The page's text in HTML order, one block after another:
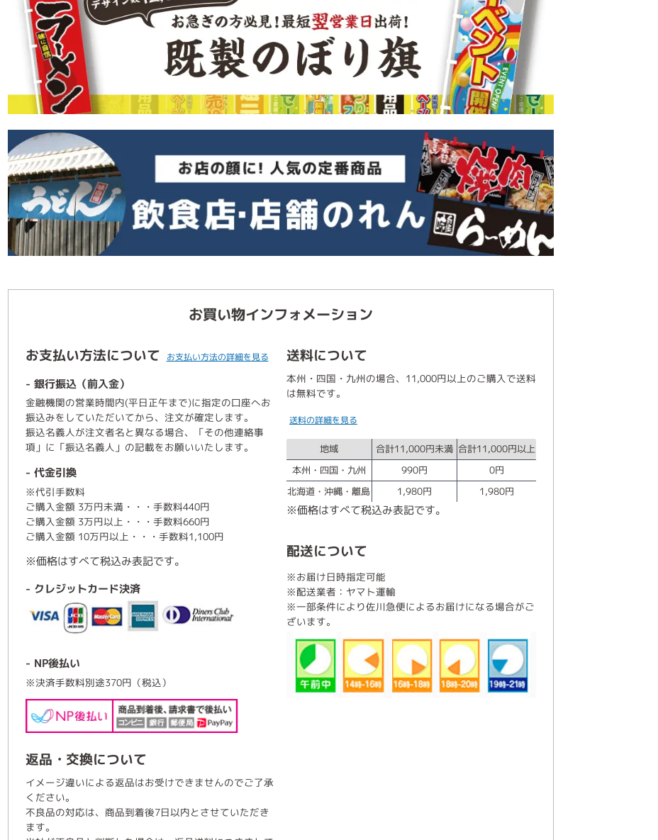
お買い物インフォメーション
お支払い方法について お支払い方法の詳細を見る
- 銀行振込（前入金）
金融機関の営業時間内(平日正午まで)に指定の口座へお
振込みをしていただいてから、注文が確定します。
振込名義人が注文者名と異なる場合、「その他連絡事
項」に「振込名義人」の記載をお願いいたします。
- 代金引換
※代引手数料
ご購入金額 3万円未満・・・手数料440円
ご購入金額 3万円以上・・・手数料660円
ご購入金額 10万円以上・・・手数料1,100円
※価格はすべて税込み表記です。
- クレジットカード決済
- NP後払い
※決済手数料別途370円（税込）
返品・交換について
イメージ違いによる返品はお受けできませんのでご了承
ください。
不良品の対応は、商品到着後7日以内とさせていただき
ます。
送料について
本州・四国・九州の場合、11,000円以上のご購入で送料
は無料です。
送料の詳細を見る
地域 合計11,000円未満 合計11,000円以上
本州・四国・九州
990円
0円
北海道・沖縄・離島
1,980円 1,980円
※価格はすべて税込み表記です。
配送について
※お届け日時指定可能
※配送業者：ヤマト運輸
※一部条件により佐川急便によるお届けになる場合がご
ざいます。